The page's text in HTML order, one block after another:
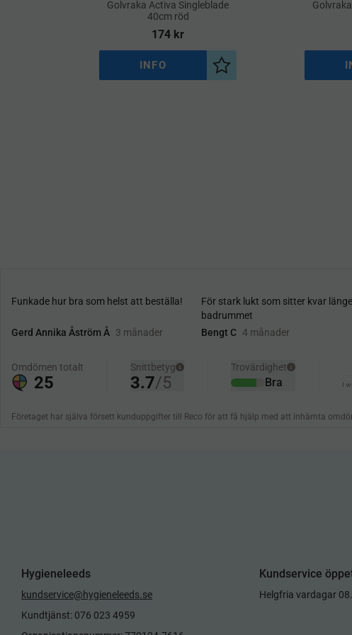
​Golvraka Activa Singleblade
40cm röd
174 kr
Lägg till i önskelista
INFO
Hygieneleeds
kundservice@hygieneleeds.se
Kundtjänst: 076 023 4959
Kundservice
Helgfria vardagar